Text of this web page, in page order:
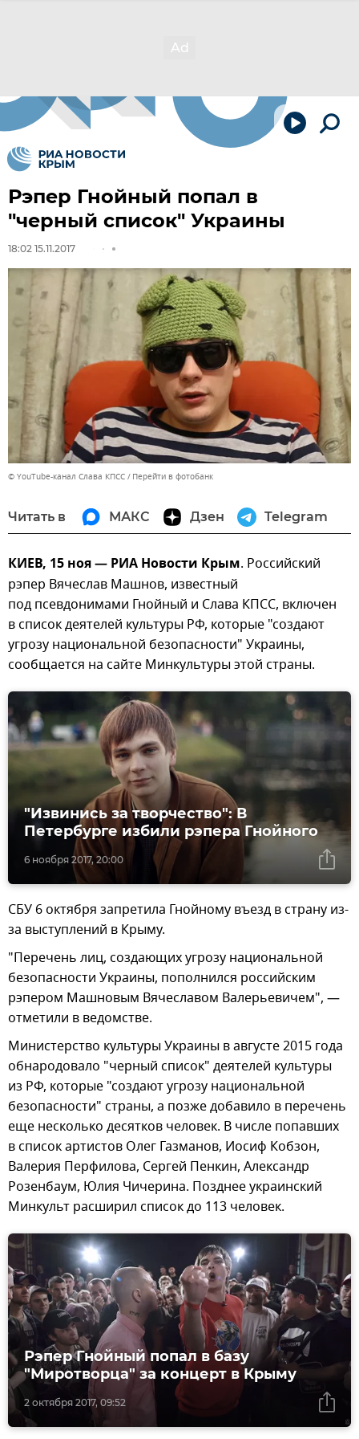
Рэпер Гнойный попал в
"черный список" Украины
18:02 15.11.2017
© YouTube-канал Слава КПСС Перейти в фотобанк
Читать в МАКС Дзен Telegram
КИЕВ, 15 ноя — РИА Новости Крым. Российский
рэпер Вячеслав Машнов, известный
под псевдонимами Гнойный и Слава КПСС, включен
в список деятелей культуры РФ, которые "создают
угрозу национальной безопасности" Украины,
сообщается на сайте Минкультуры этой страны.
6 ноября 2017, 20:00
"Извинись за творчество": В
Петербурге избили рэпера Гнойного
СБУ 6 октября запретила Гнойному въезд в страну из-
за выступлений в Крыму.
"Перечень лиц, создающих угрозу национальной
безопасности Украины, пополнился российским
рэпером Машновым Вячеславом Валерьевичем", —
отметили в ведомстве.
Министерство культуры Украины в августе 2015 года
обнародовало "черный список" деятелей культуры
из РФ, которые "создают угрозу национальной
безопасности" страны, а позже добавило в перечень
еще несколько десятков человек. В числе попавших
в список артистов Олег Газманов, Иосиф Кобзон,
Валерия Перфилова, Сергей Пенкин, Александр
Розенбаум, Юлия Чичерина. Позднее украинский
Минкульт расширил список до 113 человек.
2 октября 2017, 09:52
Рэпер Гнойный попал в базу
"Миротворца" за концерт в Крыму